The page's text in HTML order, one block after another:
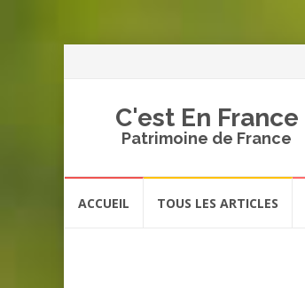
C'est En France
Patrimoine de France
ACCUEIL TOUS LES ARTICLES